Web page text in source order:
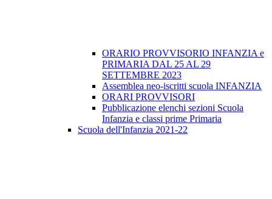
ORARIO PROVVISORIO INFANZIA e
PRIMARIA DAL 25 AL 29
SETTEMBRE 2023
Assemblea neo-iscritti scuola INFANZIA
ORARI PROVVISORI
Pubblicazione elenchi sezioni Scuola
Infanzia e classi prime Primaria
Scuola dell'Infanzia 2021-22